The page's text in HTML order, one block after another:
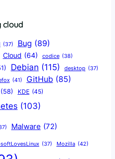
cloud
(37) Bug (89)
Cloud (64) codice (38)
Debian (115) desktop (37)
(41) GitHub (85)
(58) KDE (45)
(103)
Malware (72)
(37) Mozilla (42)